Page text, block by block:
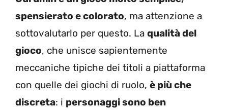
spensierato e colorato, ma attenzione a
sottovalutarlo per questo. La qualità del
gioco, che unisce sapientemente
meccaniche tipiche dei titoli a piattaforma
con quelle dei giochi di ruolo, è più che
discreta: i personaggi sono ben